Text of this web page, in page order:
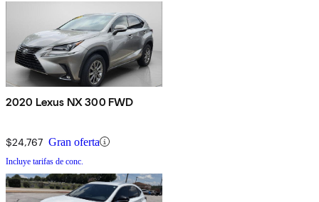
2020 Lexus NX 300 FWD
$24,767 Gran oferta
Incluye tarifas de conc.